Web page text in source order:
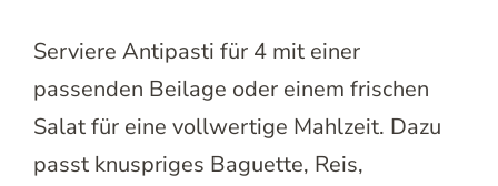
Serviere Antipasti für 4 mit einer
passenden Beilage oder einem frischen
Salat für eine vollwertige Mahlzeit. Dazu
passt knuspriges Baguette, Reis,